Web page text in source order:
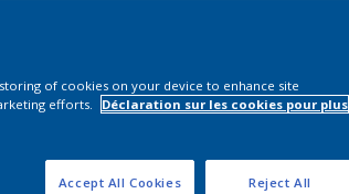
faut-il?
of cookies on your device to enhance site
efforts.
Déclaration sur les cookies pour plus
Reject All
Accept All Cookies